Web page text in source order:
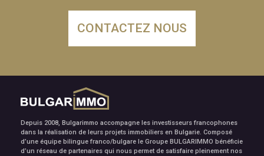
CONTACTEZ NOUS
Depuis 2008, Bulgarimmo accompagne les investisseurs francophones
dans la réalisation de leurs projets immobiliers en Bulgarie. Composé
d’une équipe bilingue franco/bulgare le Groupe BULGARIMMO bénéficie
d’un réseau de partenaires qui nous permet de satisfaire pleinement nos